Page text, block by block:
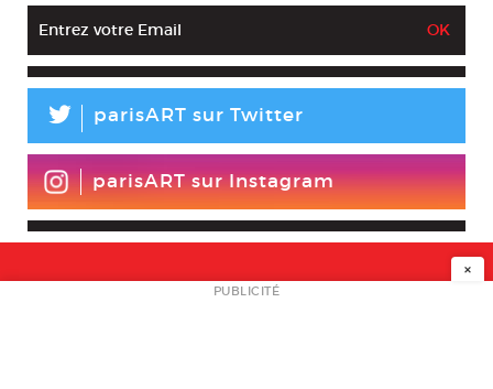
L parisART sur Twitter
parisART sur Instagram
NEWSLETTER
×
PUBLICITÉ